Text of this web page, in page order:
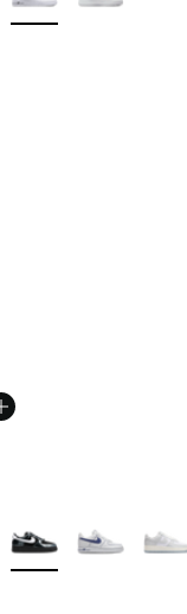
Meer kleuren